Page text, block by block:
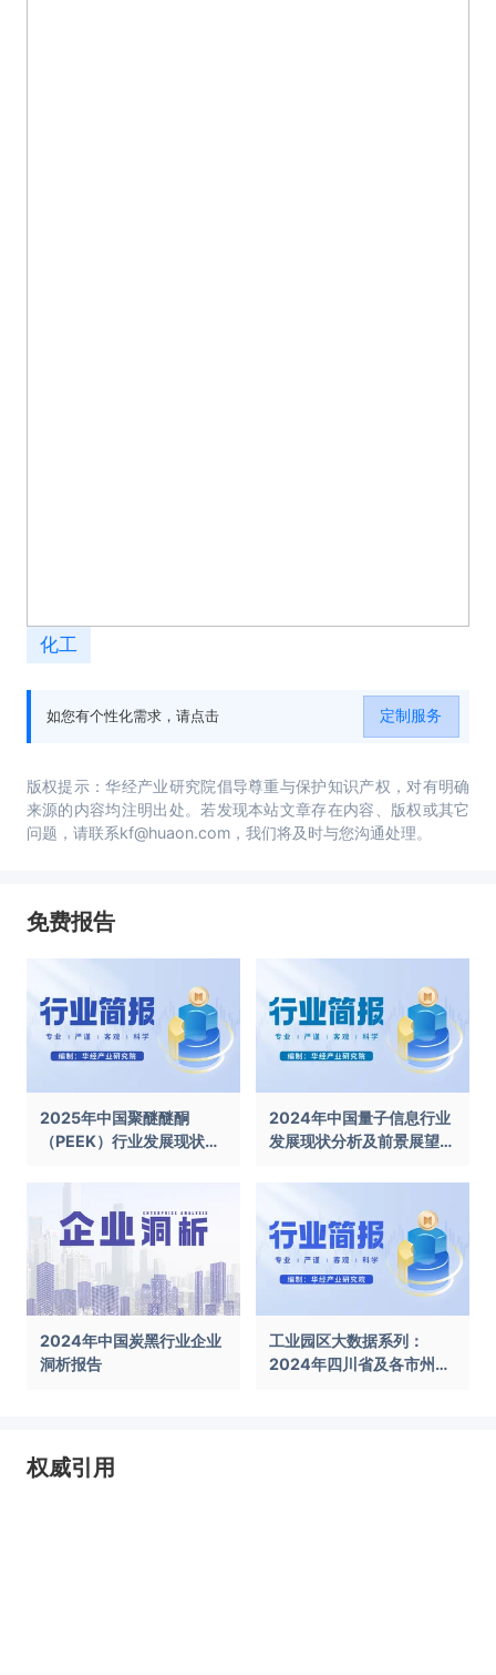
化工
如您有个性化需求，请点击 定制服务
版权提示：华经产业研究院倡导尊重与保护知识产权，对有明确
来源的内容均注明出处。若发现本站文章存在内容、版权或其它
问题，请联系kf@huaon.com，我们将及时与您沟通处理。
免费报告
2025年中国聚醚醚酮
（PEEK）行业发展现状及
2024年中国量子信息行业
发展现状分析及前景展望报
2024年中国炭黑行业企业
洞析报告
工业园区大数据系列：
2024年四川省及各市州工
权威引用